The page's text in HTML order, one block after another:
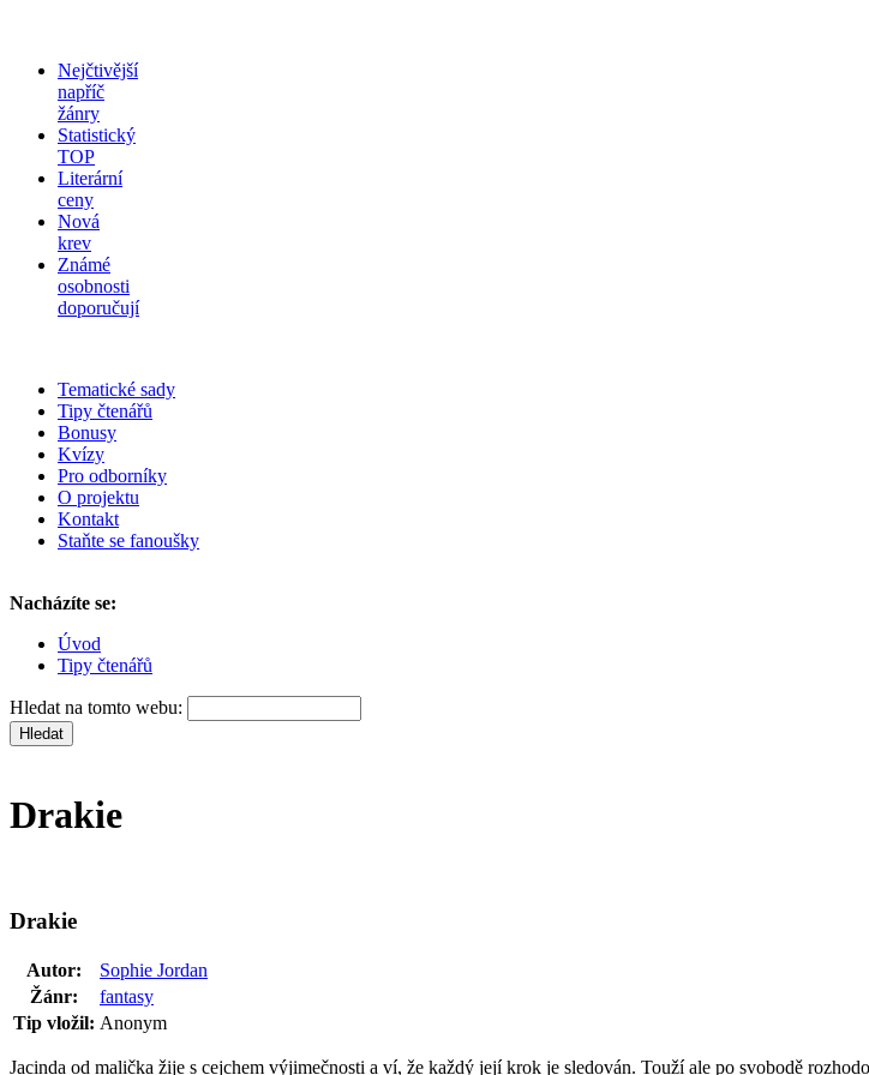
Nejčtivější
napříč
žánry
Statistický
TOP
Literární
ceny
Nová
krev
Známé
osobnosti
doporučují
Tematické sady
Tipy čtenářů
Bonusy
Kvízy
Pro odborníky
O projektu
Kontakt
Staňte se fanoušky
Nacházíte se:
Úvod
Tipy čtenářů
Hledat na tomto webu:
Drakie
Drakie
Autor:
Sophie Jordan
Žánr:
fantasy
Tip vložil: Anonym
Jacinda od malička žije s cejchem výjimečnosti a ví, že každý její krok je sledován. Touží ale po svobodě